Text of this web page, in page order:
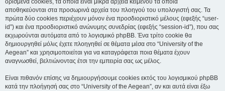
ορισμένα cookies, τα οποία είναι μικρά αρχεία κειμένου τα οποία
αποθηκεύονται στα προσωρινά αρχεία του πλοηγού του υπολογιστή σας. Τα
πρώτα δύο cookies περιέχουν μόνον ένα προσδιοριστικό μέλους (εφεξής “user-
id”) και ένα προσδιοριστικό ανώνυμης συνεδρίας (εφεξής “session-id”), που σας
εκχωρούνται αυτόματα από το λογισμικό phpBB. Ένα τρίτο cookie θα
δημιουργηθεί μόλις έχετε πλοηγηθεί σε θέματα μέσα στο “University of the
Aegean” και χρησιμοποιείται για να καταγράφεται ποια θέματα έχουν
αναγνωσθεί, βελτιώνοντας έτσι την εμπειρία σας ως μέλος.
Είναι πιθανόν επίσης να δημιουργήσουμε cookies εκτός του λογισμικού phpBB
κατά την πλοήγησή σας στο “University of the Aegean”, αν και αυτά είναι έξω